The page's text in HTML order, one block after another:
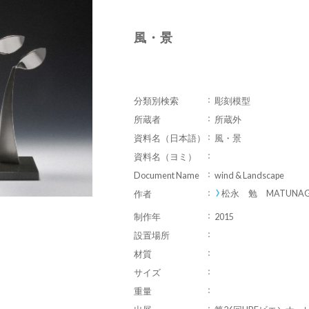
風・景
分類別検索
彫刻模型
所蔵者
所蔵外
資料名（日本語）
風・景
資料名（ヨミ）
Document Name
wind & Landscape
作者
松永 勉
制作年
2015
設置場所
材質
サイズ
重量